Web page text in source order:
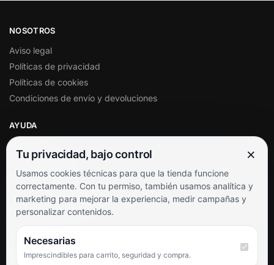
NOSOTROS
Aviso legal
Políticas de privacidad
Políticas de cookies
Condiciones de envío y devoluciones
AYUDA
Soporte al cliente
Contacto
Términos y condiciones
Preguntas frecuentes
SÍGUENOS
Facebook
Tu privacidad, bajo control ×
Usamos cookies técnicas para que la tienda funcione
correctamente. Con tu permiso, también usamos analítica y
marketing para mejorar la experiencia, medir campañas y
personalizar contenidos.
Necesarias
Imprescindibles para carrito, seguridad y compra.